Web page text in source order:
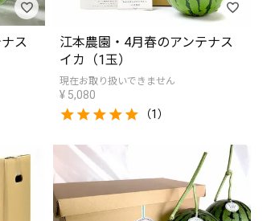
ス
江本農園・4月春のアンテナス
イカ（1玉）
現在お取り扱いできません
¥ 5,080
（1）